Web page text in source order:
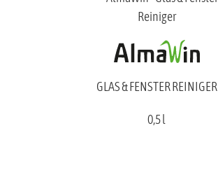
GLAS & FENSTER REINIGER
0,5 l